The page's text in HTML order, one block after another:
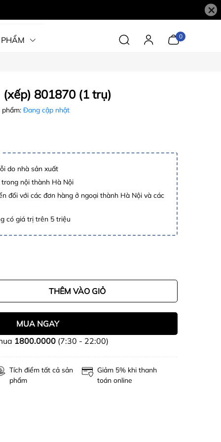
×
0
801870 (1 trụ)
phẩm: Đang cập nhật
do nhà sản xuất
nội thành Hà Nội
đối với các đơn hàng ở ngoại thành Hà Nội và các
có giá trị trên 5 triệu
THÊM VÀO GIỎ
MUA NGAY
1800.0000(7:30 - 22:00)
Tích điểm tất cả sản
phẩm
Giảm 5% khi thanh
toán online